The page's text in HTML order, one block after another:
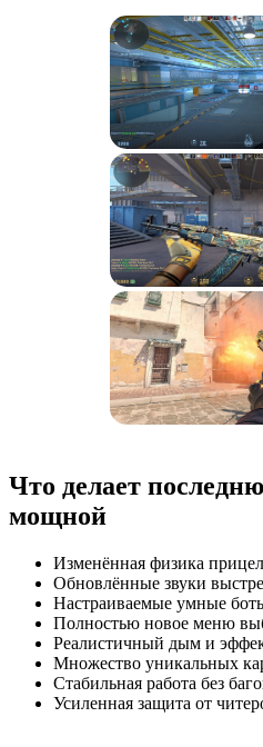
Что делает
мощной
Изменённая физика
Обновлённые звуки
Настраиваемые умные
Полностью новое меню
Реалистичный дым и
Множество уникальных
Стабильная работа без
Усиленная защита от